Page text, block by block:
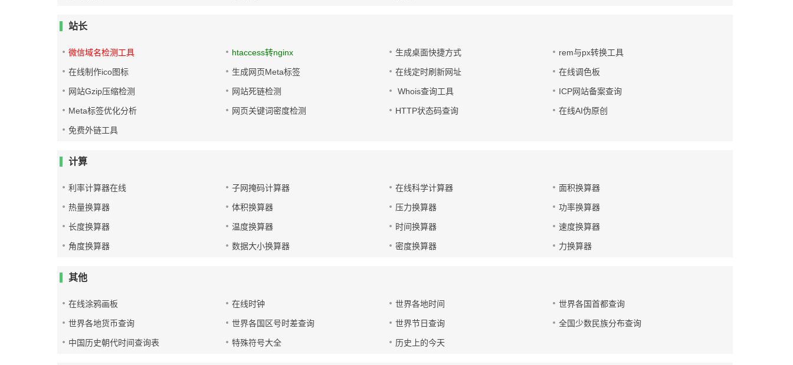
站长
微信域名检测工具 htaccess转nginx 生成桌面快捷方式 rem与px转换工具
在线制作ico图标 生成网页Meta标签 在线定时刷新网址 在线调色板
网站Gzip压缩检测 网站死链检测 Whois查询工具 ICP网站备案查询
Meta标签优化分析 网页关键词密度检测 HTTP状态码查询 在线AI伪原创
免费外链工具
计算
利率计算器在线 子网掩码计算器 在线科学计算器 面积换算器
热量换算器 体积换算器 压力换算器 功率换算器
长度换算器 温度换算器 时间换算器 速度换算器
角度换算器 数据大小换算器 密度换算器 力换算器
其他
在线涂鸦画板 在线时钟 世界各地时间 世界各国首都查询
世界各地货币查询 世界各国区号时差查询 世界节日查询 全国少数民族分布查询
中国历史朝代时间查询表 特殊符号大全 历史上的今天